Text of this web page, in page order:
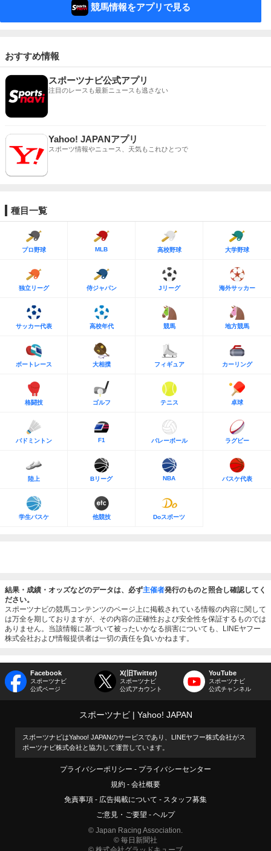
競馬情報をアプリで見る
おすすめ情報
スポーツナビ公式アプリ
注目のレースも最新ニュースも逃さない
Yahoo! JAPANアプリ
スポーツ情報やニュース、天気もこれひとつで
種目一覧
プロ野球 MLB 高校野球 大学野球
独立リーグ 侍ジャパン Jリーグ 海外サッカー
サッカー代表 高校年代 競馬 地方競馬
ボートレース 大相撲 フィギュア カーリング
格闘技 ゴルフ テニス 卓球
バドミントン F1 バレーボール ラグビー
陸上 Bリーグ NBA バスケ代表
学生バスケ 他競技 Doスポーツ
結果・成績・オッズなどのデータは、必ず主催者発行のものと照合し確認してく
ださい。
スポーツナビの競馬コンテンツのページ上に掲載されている情報の内容に関して
は万全を期しておりますが、その内容の正確性および安全性を保証するものでは
ありません。当該情報に基づいて被ったいかなる損害についても、LINEヤフー
株式会社および情報提供者は一切の責任を負いかねます。
Facebook
スポーツナビ
公式ページ
X(旧Twitter)
スポーツナビ
公式アカウント
YouTube
スポーツナビ
公式チャンネル
スポーツナビ Yahoo! JAPAN
スポーツナビはYahoo! JAPANのサービスであり、LINEヤフー株式会社がス
ポーツナビ株式会社と協力して運営しています。
プライバシーポリシー
プライバシーセンター
規約
会社概要
免責事項
広告掲載について
スタッフ募集
ご意見・ご要望
ヘルプ
© Japan Racing Association.
© 毎日新聞社